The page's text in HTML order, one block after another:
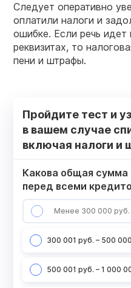
Следует оперативно
оплатили налоги и
ошибке. Если речь идет
реквизитах, то
пени и штрафы.
Пройдите тест и
в вашем случае
включая налоги и
Какова общая
перед всеми
Менее 300 000 руб.
300 001 руб. – 500
500 001 руб. – 1 000